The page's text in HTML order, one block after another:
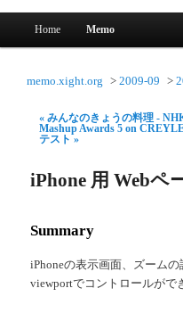
Skip to primary content
Skip to secondary content
Home Memo
memo.xight.org 2009-09
« みんなのきょうの料理 -
Mashup Awards 5 on
テスト »
iPhone 用 Webペ
Summary
iPhoneの表示画面、ズーム
viewportでコントロールがで